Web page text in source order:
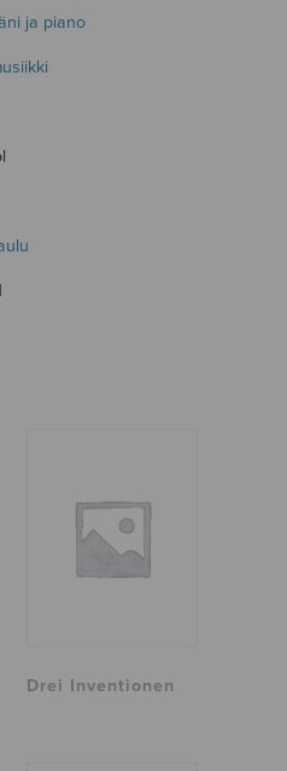
ja piano
Drei Inventionen